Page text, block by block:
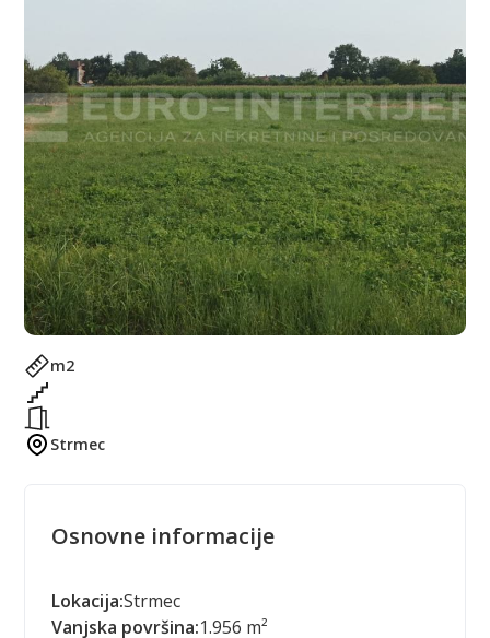
m2
Strmec
Osnovne informacije
Lokacija:Strmec
Vanjska površina:1.956 m²